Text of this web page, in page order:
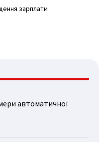
зарплати
автоматичної